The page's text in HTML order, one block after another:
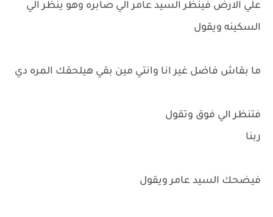
علي الارض فينظر السيد عامر الي صابره وهو ينظر الي
السكينه ويقول
ما بقاش فاضل غير انا وانتي مين بقي هيلحقك المره دي
فتنظر الي فوق وتقول
ربنا
فيضحك السيد عامر ويقول